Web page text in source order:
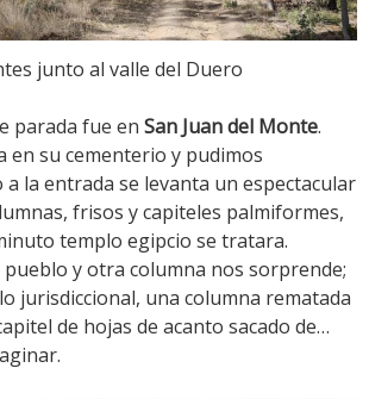
junto al valle del Duero
parada fue en San Juan del Monte.
en su cementerio y pudimos
a la entrada se levanta un espectacular
frisos y capiteles palmiformes,
templo egipcio se tratara.
pueblo y otra columna nos sorprende;
jurisdiccional, una columna rematada
de hojas de acanto sacado de…